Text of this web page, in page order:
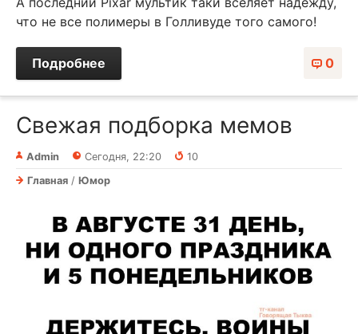
что не все полимеры в Голливуде того самого!
0
Подробнее
Свежая подборка мемов
Admin Сегодня, 22:20
10
Главная / Юмор